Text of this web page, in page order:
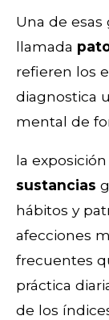
Una de esas
llamada
refieren los
diagnostica
mental de
la
sustancias
hábitos y
afecciones
frecuentes
práctica
de los